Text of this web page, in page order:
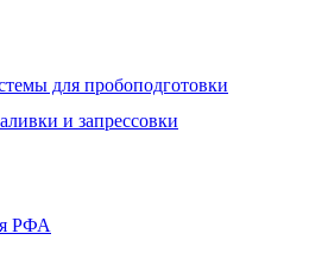
для пробоподготовки
и запрессовки
РФА